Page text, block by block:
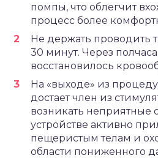
помпы, что облегчит
процесс более
Не держать проводить
30 минут. Через
восстановилось
На «выходе» из
достает член из
возникать неприятные
устройстве активно
пещеристым телам и
области пониженного